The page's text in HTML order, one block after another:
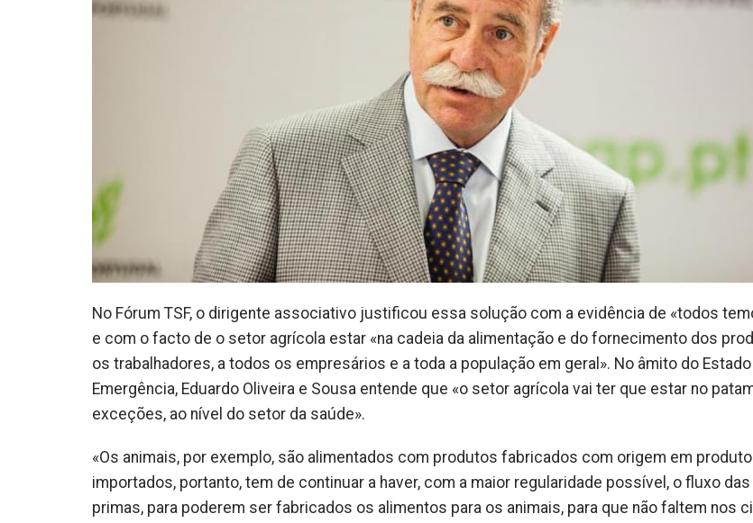
No Fórum TSF, o dirigente associativo justificou essa solução com a evidência de «todos
e com o facto de o setor agrícola estar «na cadeia da alimentação e do fornecimento dos
os trabalhadores, a todos os empresários e a toda a população em geral». No âmito do
Emergência, Eduardo Oliveira e Sousa entende que «o setor agrícola vai ter que estar no
exceções, ao nível do setor da saúde».
«Os animais, por exemplo, são alimentados com produtos fabricados com origem em
importados, portanto, tem de continuar a haver, com a maior regularidade possível, o fluxo
primas, para poderem ser fabricados os alimentos para os animais, para que não faltem nos